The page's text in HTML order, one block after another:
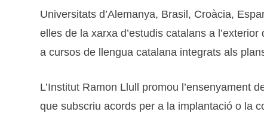
Universitats d’Alemanya, Brasil, Croàcia,
elles de la xarxa d’estudis catalans a
a cursos de llengua catalana integrats als
L’Institut Ramon Llull promou l’ensenyament
que subscriu acords per a la implantació o la